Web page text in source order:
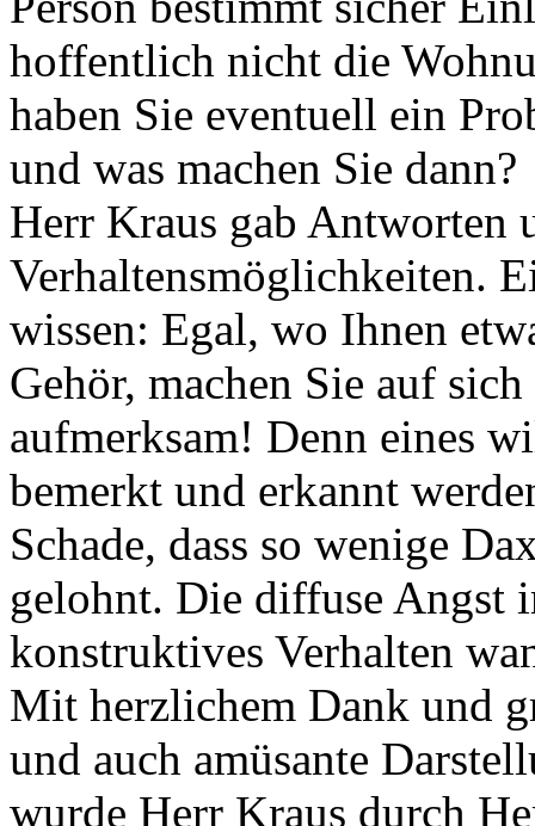
hoffentlich nicht die
haben Sie eventuell ein
und was machen Sie dann?
Herr Kraus gab Antworten
Verhaltensmöglichkeiten.
wissen: Egal, wo Ihnen
Gehör, machen Sie auf
aufmerksam! Denn eines
bemerkt und erkannt
Schade, dass so wenige
gelohnt. Die diffuse Angst
konstruktives Verhalten
Mit herzlichem Dank und
und auch amüsante
wurde Herr Kraus durch